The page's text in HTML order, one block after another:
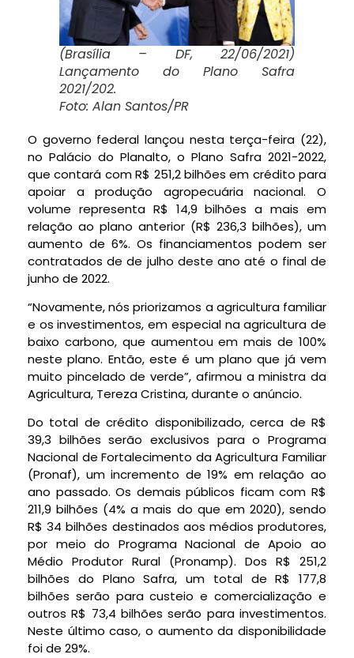
(Brasília – DF, 22/06/2021)
Lançamento do Plano Safra
2021/202.
Foto: Alan Santos/PR
O governo federal lançou nesta terça-feira (22),
no Palácio do Planalto, o Plano Safra 2021-2022,
que contará com R$ 251,2 bilhões em crédito para
apoiar a produção agropecuária nacional. O
volume representa R$ 14,9 bilhões a mais em
relação ao plano anterior (R$ 236,3 bilhões), um
aumento de 6%. Os financiamentos podem ser
contratados de de julho deste ano até o final de
junho de 2022.
“Novamente, nós priorizamos a agricultura familiar
e os investimentos, em especial na agricultura de
baixo carbono, que aumentou em mais de 100%
neste plano. Então, este é um plano que já vem
muito pincelado de verde”, afirmou a ministra da
Agricultura, Tereza Cristina, durante o anúncio.
Do total de crédito disponibilizado, cerca de R$
39,3 bilhões serão exclusivos para o Programa
Nacional de Fortalecimento da Agricultura Familiar
(Pronaf), um incremento de 19% em relação ao
ano passado. Os demais públicos ficam com R$
211,9 bilhões (4% a mais do que em 2020), sendo
R$ 34 bilhões destinados aos médios produtores,
por meio do Programa Nacional de Apoio ao
Médio Produtor Rural (Pronamp). Dos R$ 251,2
bilhões do Plano Safra, um total de R$ 177,8
bilhões serão para custeio e comercialização e
outros R$ 73,4 bilhões serão para investimentos.
Neste último caso, o aumento da disponibilidade
foi de 29%.